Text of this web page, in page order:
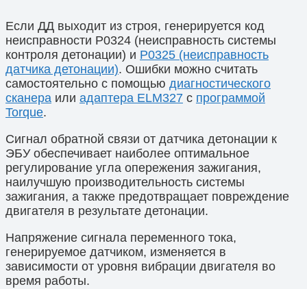
Если ДД выходит из строя, генерируется код
неисправности P0324 (неисправность системы
контроля детонации) и P0325 (неисправность
датчика детонации). Ошибки можно считать
самостоятельно с помощью диагностического
сканера или адаптера ELM327 с программой
Torque.
Сигнал обратной связи от датчика детонации к
ЭБУ обеспечивает наиболее оптимальное
регулирование угла опережения зажигания,
наилучшую производительность системы
зажигания, а также предотвращает повреждение
двигателя в результате детонации.
Напряжение сигнала переменного тока,
генерируемое датчиком, изменяется в
зависимости от уровня вибрации двигателя во
время работы.